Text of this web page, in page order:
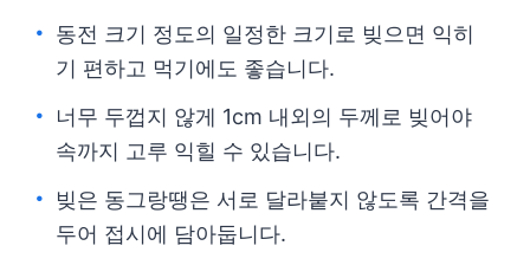
동전 크기 정도의 일정한 크기로 빚으면 익히
기 편하고 먹기에도 좋습니다.
너무 두껍지 않게 1cm 내외의 두께로 빚어야
속까지 고루 익힐 수 있습니다.
빚은 동그랑땡은 서로 달라붙지 않도록 간격을
두어 접시에 담아둡니다.